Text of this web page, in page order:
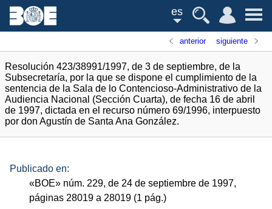
es
anterior siguiente
Resolución 423/38991/1997, de 3 de septiembre, de la
Subsecretaría, por la que se dispone el cumplimiento de la
sentencia de la Sala de lo Contencioso-Administrativo de la
Audiencia Nacional (Sección Cuarta), de fecha 16 de abril
de 1997, dictada en el recurso número 69/1996, interpuesto
por don Agustín de Santa Ana González.
Publicado en:
«BOE» núm. 229, de 24 de septiembre de 1997,
páginas 28019 a 28019 (1 pág.)